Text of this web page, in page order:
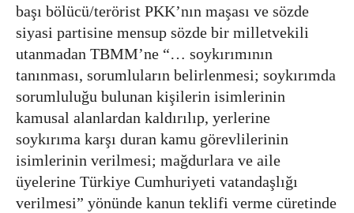
başı bölücü/terörist PKK’nın maşası ve sözde
siyasi partisine mensup sözde bir milletvekili
utanmadan TBMM’ne “… soykırımının
tanınması, sorumluların belirlenmesi; soykırımda
sorumluluğu bulunan kişilerin isimlerinin
kamusal alanlardan kaldırılıp, yerlerine
soykırıma karşı duran kamu görevlilerinin
isimlerinin verilmesi; mağdurlara ve aile
üyelerine Türkiye Cumhuriyeti vatandaşlığı
verilmesi” yönünde kanun teklifi verme cüretinde